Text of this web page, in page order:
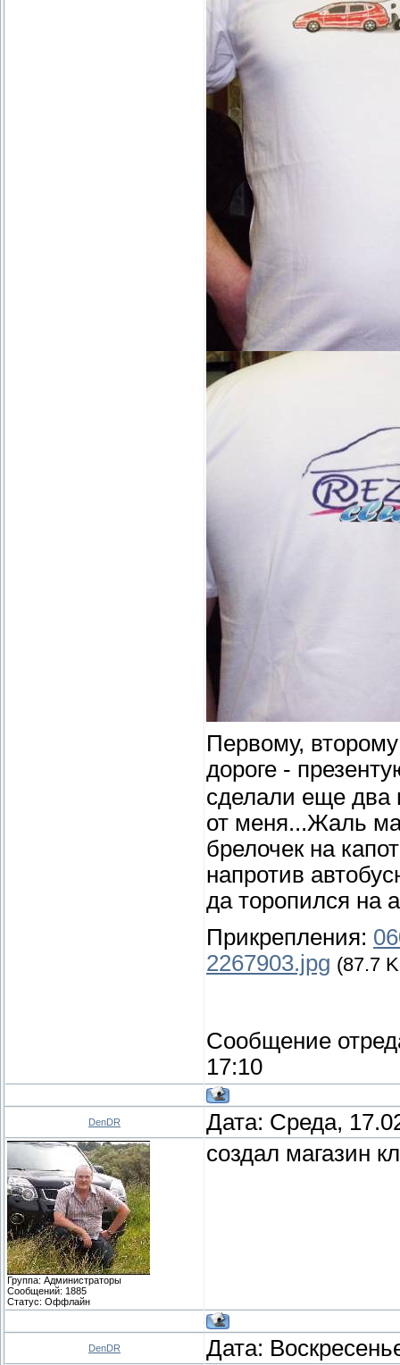
Первому,
дороге -
сделали еще два
от меня...Жаль
брелочек на
напротив
да торопился на
Прикрепления:
2267903.jpg (87.7
Сообщение
17:10
DenDR Дата: Среда,
Группа: Администраторы
Сообщений: 1885
Статус: Оффлайн
создал магазин
DenDR Дата: